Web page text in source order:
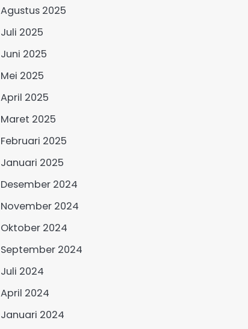
Agustus 2025
Juli 2025
Juni 2025
Mei 2025
April 2025
Maret 2025
Februari 2025
Januari 2025
Desember 2024
November 2024
Oktober 2024
September 2024
Juli 2024
April 2024
Januari 2024